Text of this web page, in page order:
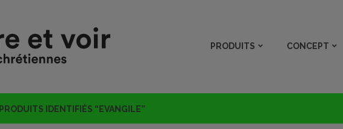
PRODUITS CONCEPT
PRODUITS IDENTIFIÉS “EVANGILE”